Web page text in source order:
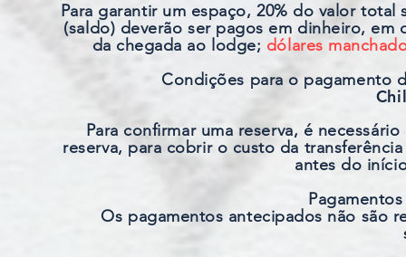
Para garantir um espaço, 20% do valor
(saldo) deverão ser pagos em dinheiro, em
da chegada ao lodge; dólares
Condições para o pagamento
Para confirmar uma reserva, é
reserva, para cobrir o custo da
antes do
Os pagamentos antecipados não são